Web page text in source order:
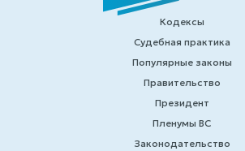
Кодексы
Судебная практика
Популярные законы
Правительство
Президент
Пленумы ВС
Законодательство